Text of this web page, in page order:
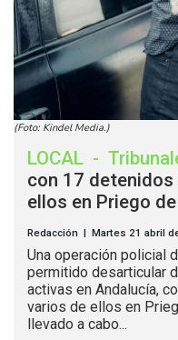
(Foto: Kindel Media.)
LOCAL -
con 17 detenidos
ellos en Priego
Redacción | Martes 21 abril
Una operación policial
permitido desarticular
activas en Andalucía,
varios de ellos en
llevado a cabo...